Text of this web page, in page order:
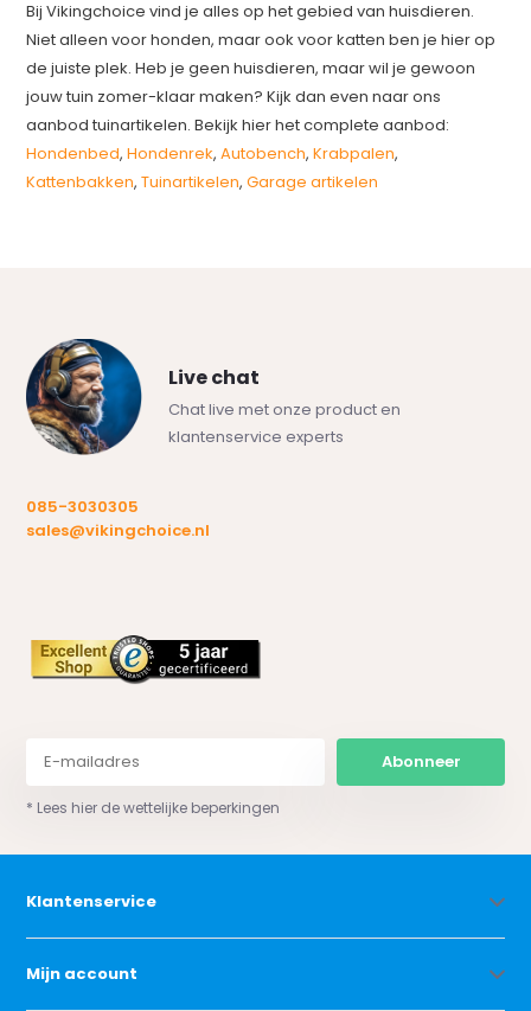
Bij Vikingchoice vind je alles op het gebied van huisdieren.
Niet alleen voor honden, maar ook voor katten ben je hier op
de juiste plek. Heb je geen huisdieren, maar wil je gewoon
jouw tuin zomer-klaar maken? Kijk dan even naar ons
aanbod tuinartikelen. Bekijk hier het complete aanbod:
Hondenbed,Hondenrek,Autobench,Krabpalen,
Kattenbakken,Tuinartikelen,Garage artikelen
Live chat
Chat live met onze product en
klantenservice experts
085-3030305
sales@vikingchoice.nl
Abonneer
* Lees hier de wettelijke beperkingen
Klantenservice
Mijn account